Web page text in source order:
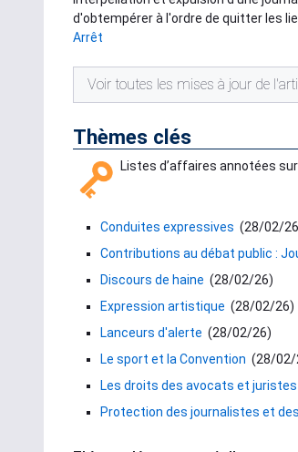
d'obtempérer à l'ordre de quitter les
Arrêt
Voir toutes les mises à jour de
Thèmes clés
Listes d’affaires annotées
Conduites expressives (28/02/26
Contributions au débat public :
Discours de haine (28/02/26)
Expression artistique (28/02/26)
Lanceurs d'alerte (28/02/26)
Le sport et la Convention (28/02/
Les droits des avocats et
Protection des journalistes et